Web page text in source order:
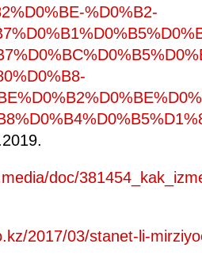
%D0%B2-
doc/
2017/03/stanet-li-